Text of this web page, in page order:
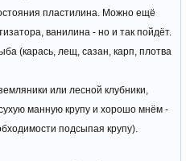
пластилина. Можно ещё
ванилина - но и так пойдёт.
(карась, лещ, сазан, карп, плотва
или лесной клубники,
манную крупу и хорошо мнём -
подсыпая крупу).